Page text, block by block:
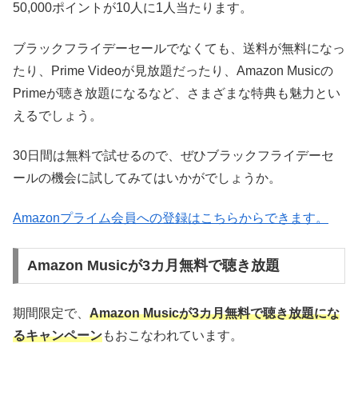
50,000ポイントが10人に1人当たります。
ブラックフライデーセールでなくても、送料が無料になっ
たり、Prime Videoが見放題だったり、Amazon Musicの
Primeが聴き放題になるなど、さまざまな特典も魅力とい
えるでしょう。
30日間は無料で試せるので、ぜひブラックフライデーセ
ールの機会に試してみてはいかがでしょうか。
Amazonプライム会員への登録はこちらからできます。
Amazon Musicが3カ月無料で聴き放題
期間限定で、 Amazon Musicが3カ月無料で聴き放題にな
るキャンペーンもおこなわれています。